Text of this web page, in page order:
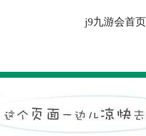
j9九游会首页
登录